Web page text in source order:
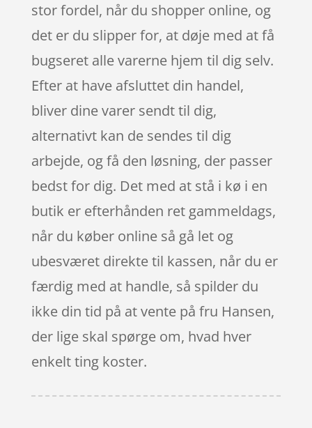
stor fordel, når du shopper online, og
det er du slipper for, at døje med at få
bugseret alle varerne hjem til dig selv.
Efter at have afsluttet din handel,
bliver dine varer sendt til dig,
alternativt kan de sendes til dig
arbejde, og få den løsning, der passer
bedst for dig. Det med at stå i kø i en
butik er efterhånden ret gammeldags,
når du køber online så gå let og
ubesværet direkte til kassen, når du er
færdig med at handle, så spilder du
ikke din tid på at vente på fru Hansen,
der lige skal spørge om, hvad hver
enkelt ting koster.